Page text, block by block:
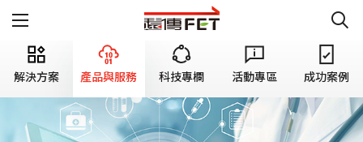
解決方案 產品與服務 科技專欄 活動專區 成功案例